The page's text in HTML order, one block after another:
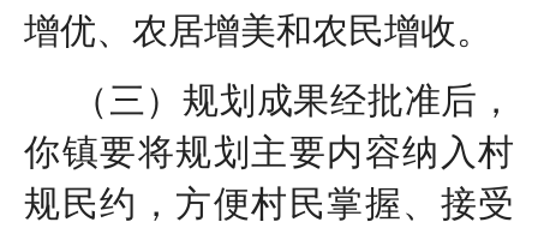
增优、农居增美和农民增收。
（三）规划成果经批准后，
你镇要将规划主要内容纳入村
规民约，方便村民掌握、接受